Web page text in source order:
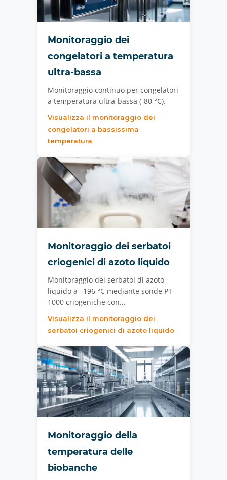
Monitoraggio dei
congelatori a temperatura
ultra-bassa
Monitoraggio continuo per congelatori
a temperatura ultra-bassa (-80 °C).
Visualizza il monitoraggio dei
congelatori a bassissima
temperatura
Monitoraggio dei serbatoi
criogenici di azoto liquido
Monitoraggio dei serbatoi di azoto
liquido a –196 °C mediante sonde PT-
1000 criogeniche con…
Visualizza il monitoraggio dei
serbatoi criogenici di azoto liquido
Monitoraggio della
temperatura delle
biobanche